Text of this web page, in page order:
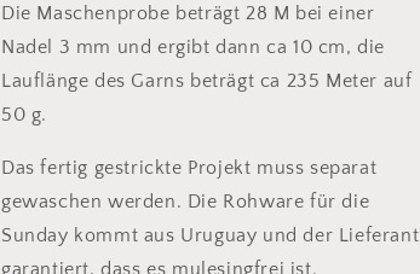
Die Maschenprobe beträgt 28 M bei einer
Nadel 3 mm und ergibt dann ca 10 cm, die
Lauflänge des Garns beträgt ca 235 Meter auf
50 g.
Das fertig gestrickte Projekt muss separat
gewaschen werden. Die Rohware für die
Sunday kommt aus Uruguay und der Lieferant
garantiert, dass es mulesingfrei ist.